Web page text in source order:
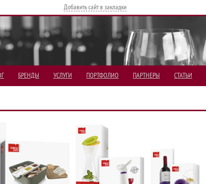
Добавить сайт в закладки
БРЕНДЫ УСЛУГИ ПОРТФОЛИО ПАРТНЕРЫ СТАТЬИ